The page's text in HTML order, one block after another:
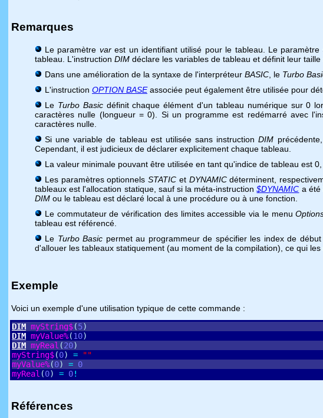
Remarques
Le paramètre varest un identifiant utilisé pour le tableau. Le paramètre
tableau. L'instruction DIM déclare les variables de tableau et définit leur
Dans une amélioration de la syntaxe de l'interpréteur BASIC , le Turbo
L'instruction OPTION BASEassociée peut également être utilisée pour
Le Turbo Basicdéfinit chaque élément d'un tableau numérique sur 0
caractères nulle (longueur = 0). Si un programme est redémarré avec
caractères nulle.
Si une variable de tableau est utilisée sans instructionDIM
Cependant, il est judicieux de déclarer explicitement chaque tableau.
La valeur minimale pouvant être utilisée en tant qu'indice de tableau est
Les paramètres optionnelsSTATIC et DYNAMICdéterminent,
tableaux est l'allocation statique, sauf si la méta-instruction$DYNAMIC a été
DIM ou le tableau est déclaré local à une procédure ou à une fonction.
Le commutateur de vérification des limites accessible via le menu
tableau est référencé.
Le Turbo Basic permet au programmeur de spécifier les index de
d'allouer les tableaux statiquement (au moment de la compilation), ce qui
Exemple
Voici un exemple d'une utilisation typique de cette commande :
DIM myString$(5)
DIM myValue%(10)
DIM myReal (20)
myString$(0) =
""
myValue%(0) = 0
myReal (0) = 0!
Références